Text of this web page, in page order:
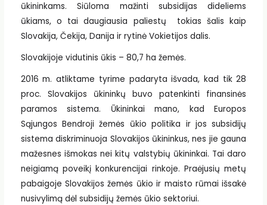
ūkininkams. Siūloma mažinti subsidijas dideliems
ūkiams, o tai daugiausia paliestų tokias šalis kaip
Slovakija, Čekija, Danija ir rytinė Vokietijos dalis.
Slovakijoje vidutinis ūkis – 80,7 ha žemės.
2016 m. atliktame tyrime padaryta išvada, kad tik 28
proc. Slovakijos ūkininkų buvo patenkinti finansinės
paramos sistema. Ūkininkai mano, kad Europos
Sąjungos Bendroji žemės ūkio politika ir jos subsidijų
sistema diskriminuoja Slovakijos ūkininkus, nes jie gauna
mažesnes išmokas nei kitų valstybių ūkininkai. Tai daro
neigiamą poveikį konkurencijai rinkoje. Praėjusių metų
pabaigoje Slovakijos žemės ūkio ir maisto rūmai išsakė
nusivylimą dėl subsidijų žemės ūkio sektoriui.